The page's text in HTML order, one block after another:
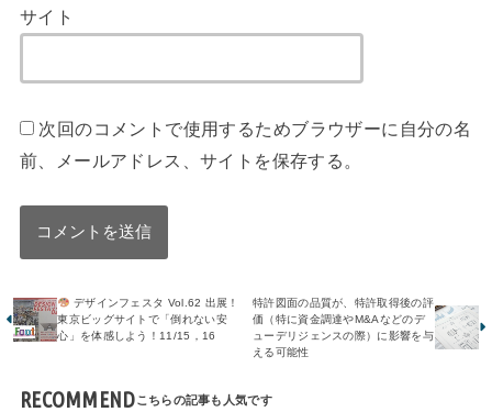
サイト
次回のコメントで使用するためブラウザーに自分の名
前、メールアドレス、サイトを保存する。
デザインフェスタ Vol.62 出展！
東京ビッグサイトで「倒れない安
心」を体感しよう！11/15，16
特許図面の品質が、特許取得後の評
価（特に資金調達やM&Aなどのデ
ューデリジェンスの際）に影響を与
える可能性
RECOMMEND